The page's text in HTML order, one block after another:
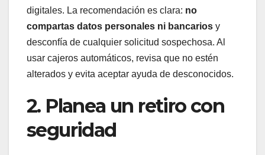
digitales. La recomendación es clara: no
compartas datos personales ni bancarios y
desconfía de cualquier solicitud sospechosa. Al
usar cajeros automáticos, revisa que no estén
alterados y evita aceptar ayuda de desconocidos.
2. Planea un retiro con
seguridad